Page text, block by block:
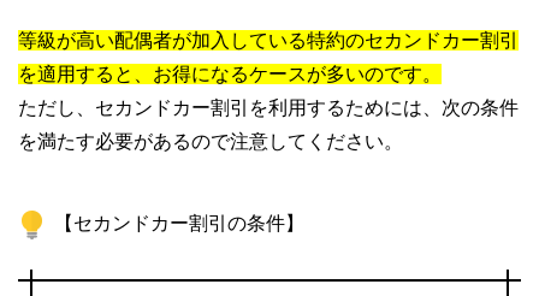
等級が高い配偶者が加入している特約のセカンドカー割引
を適用すると、お得になるケースが多いのです。
ただし、セカンドカー割引を利用するためには、次の条件
を満たす必要があるので注意してください。
【セカンドカー割引の条件】